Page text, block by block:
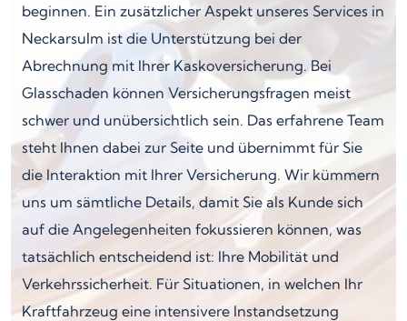
beginnen. Ein zusätzlicher Aspekt unseres Services in
Neckarsulm ist die Unterstützung bei der
Abrechnung mit Ihrer Kaskoversicherung. Bei
Glasschaden können Versicherungsfragen meist
schwer und unübersichtlich sein. Das erfahrene Team
steht Ihnen dabei zur Seite und übernimmt für Sie
die Interaktion mit Ihrer Versicherung. Wir kümmern
uns um sämtliche Details, damit Sie als Kunde sich
auf die Angelegenheiten fokussieren können, was
tatsächlich entscheidend ist: Ihre Mobilität und
Verkehrssicherheit. Für Situationen, in welchen Ihr
Kraftfahrzeug eine intensivere Instandsetzung